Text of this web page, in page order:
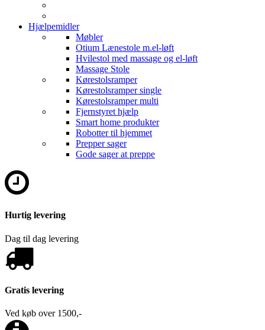
Hjælpemidler
Møbler
Otium Lænestole m.el-løft
Hvilestol med massage og el-løft
Massage Stole
Kørestolsramper
Kørestolsramper single
Kørestolsramper multi
Fjernstyret hjælp
Smart home produkter
Robotter til hjemmet
Prepper sager
Gode sager at preppe
Hurtig levering
Dag til dag levering
Gratis levering
Ved køb over 1500,-